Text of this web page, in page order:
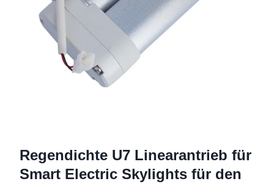
Regendichte U7 Linearantrieb für
Smart Electric Skylights für den